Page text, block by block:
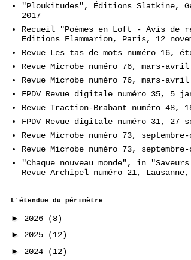
"Ploukitudes", Éditions Slatkine,
2017
Recueil "Poèmes en Loft - Avis de
Editions Flammarion, Paris, 12
Revue Les tas de mots numéro 16,
Revue Microbe numéro 76, mars-
Revue Microbe numéro 76, mars-
FPDV Revue digitale numéro 35, 5
Revue Traction-Brabant numéro 48,
FPDV Revue digitale numéro 31, 27
Revue Microbe numéro 73,
Revue Microbe numéro 73,
"Chaque nouveau monde", in
Revue Archipel numéro 21, Lausanne,
L'étendue du périmètre
► 2026
(8)
► 2025
(12)
► 2024
(12)